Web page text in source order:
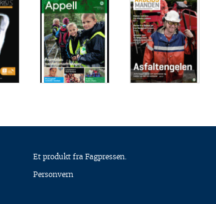
Et produkt fra Fagpressen.
Personvern